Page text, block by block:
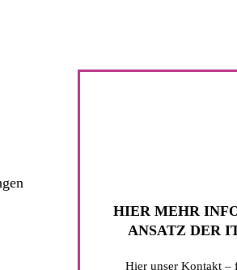
HIER MEHR
ANSATZ DER
Hier unser Kontakt –